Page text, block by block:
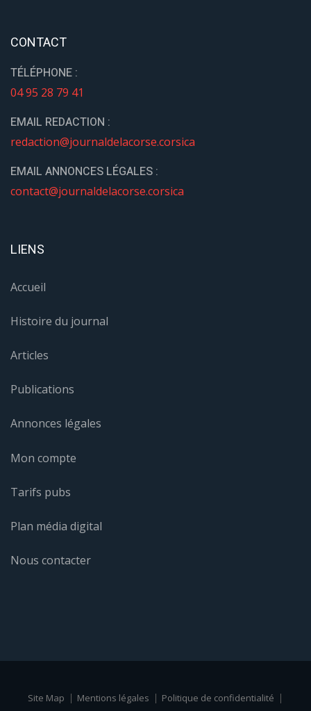
CONTACT
TÉLÉPHONE :
04 95 28 79 41
EMAIL REDACTION :
redaction@journaldelacorse.corsica
EMAIL ANNONCES LÉGALES :
contact@journaldelacorse.corsica
LIENS
Accueil
Histoire du journal
Articles
Publications
Annonces légales
Mon compte
Tarifs pubs
Plan média digital
Nous contacter
Site Map Mentions légales
Politique de confidentialité